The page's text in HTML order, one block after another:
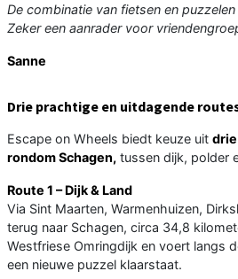
De combinatie van fietsen en
Zeker een aanrader voor
Sanne
Drie prachtige en uitdagende
Escape on Wheels biedt keuze uit
rondom Schagen, tussen dijk, polder
Route 1 – Dijk & Land
Via Sint Maarten, Warmenhuizen,
terug naar Schagen, circa 34,8
Westfriese Omringdijk en voert langs
een nieuwe puzzel klaarstaat.